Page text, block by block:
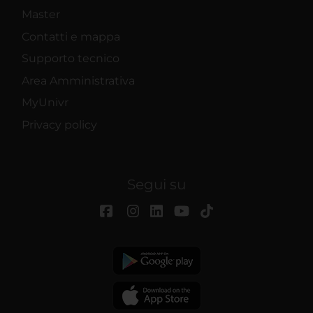
Master
Contatti e mappa
Supporto tecnico
Area Amministrativa
MyUnivr
Privacy policy
Segui su